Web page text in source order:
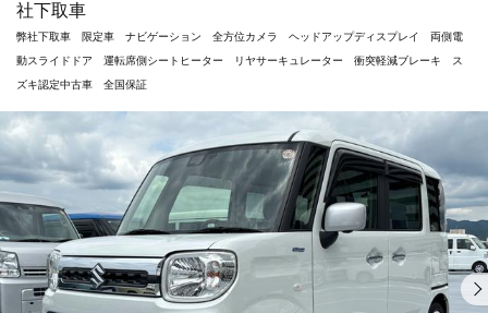
社下取車
弊社下取車 限定車 ナビゲーション 全方位カメラ ヘッドアップディスプレイ 両側電
動スライドドア 運転席側シートヒーター リヤサーキュレーター 衝突軽減ブレーキ ス
ズキ認定中古車 全国保証